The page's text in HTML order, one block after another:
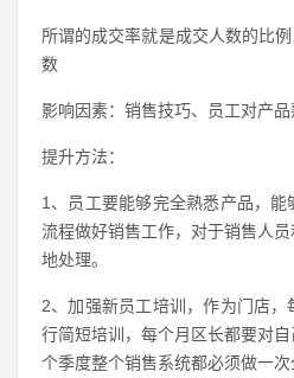
所谓的成交率就是成交人数的比
数
影响因素：销售技巧、员工对产
提升方法：
1、员工要能够完全熟悉产品，
流程做好销售工作，对于销售人
地处理。
2、加强新员工培训，作为门店
行简短培训，每个月区长都要对
个季度整个销售系统都必须做一次